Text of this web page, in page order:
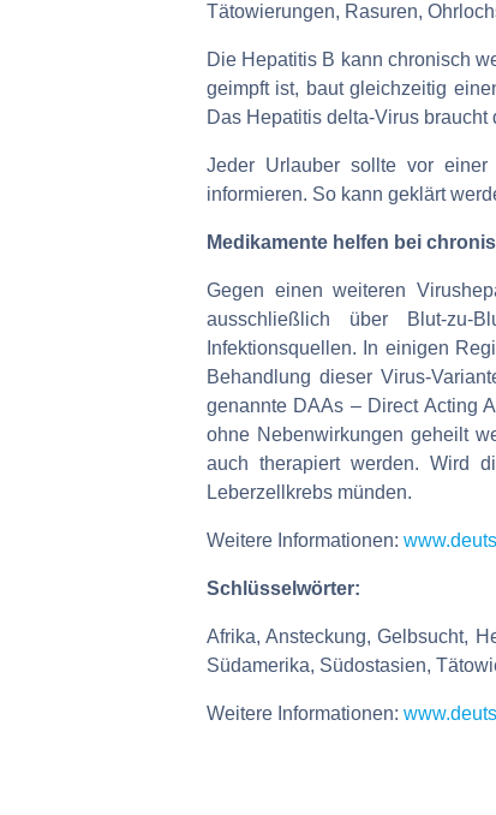
Tätowierungen, Rasuren,
Die Hepatitis B kann chronisch
geimpft ist, baut gleichzeitig
Das Hepatitis delta-Virus
Jeder Urlauber sollte vor einer
informieren. So kann geklärt
Medikamente helfen bei
Gegen einen weiteren
ausschließlich über Blut-zu-
Infektionsquellen. In einigen
Behandlung dieser Virus-
genannte DAAs – Direct Acting
ohne Nebenwirkungen geheilt
auch therapiert werden. Wird
Leberzellkrebs münden.
Weitere Informationen:
Schlüsselwörter:
Afrika, Ansteckung, Gelbsucht,
Südamerika, Südostasien,
Weitere Informationen: